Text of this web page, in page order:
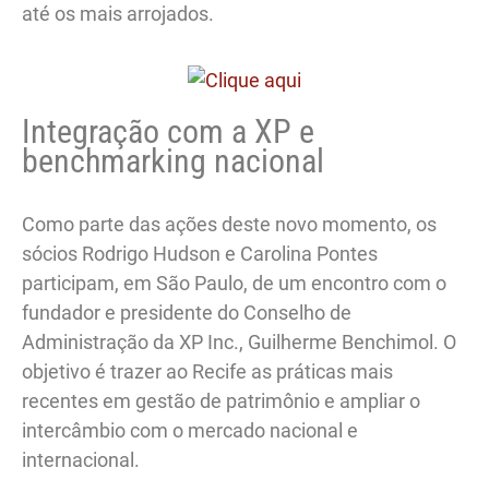
até os mais arrojados.
Integração com a XP e
benchmarking nacional
Como parte das ações deste novo momento, os
sócios Rodrigo Hudson e Carolina Pontes
participam, em São Paulo, de um encontro com o
fundador e presidente do Conselho de
Administração da XP Inc., Guilherme Benchimol. O
objetivo é trazer ao Recife as práticas mais
recentes em gestão de patrimônio e ampliar o
intercâmbio com o mercado nacional e
internacional.